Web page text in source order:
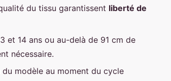
du tissu garantissent liberté de
et 14 ans ou au-delà de 91 cm de
nécessaire.
du modèle au moment du cycle